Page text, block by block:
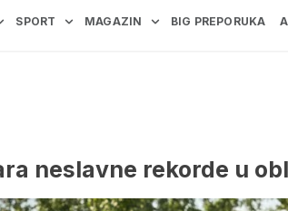
SPORT MAGAZIN BIG PREPORUKA
neslavne rekorde u